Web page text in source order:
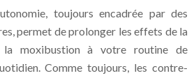
toujours encadrée par des
permet de prolonger les effets de la
la moxibustion à votre routine de
Comme toujours, les contre-